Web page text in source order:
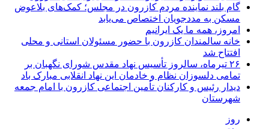
گام بلند نماینده مردم کازرون در مجلس؛ کمک‌های بلاعوض
مسکن به مددجویان اختصاص می‌یابد
امروز، همه ما یک ایرانیم
خانه سالمندان کازرون با حضور مسئولان استانی و محلی
افتتاح شد
۲۶ تیرماه، سالروز تأسیس نهاد مقدس شورای نگهبان بر
تمامی دلسوزان نظام و خادمان این نهاد انقلابی مبارک باد
دیدار رئیس و کارکنان تأمین اجتماعی کازرون با امام جمعه
شهرستان
روز